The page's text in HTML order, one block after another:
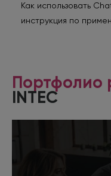
Как использовать
инструкция по
Портфолио
INTEC